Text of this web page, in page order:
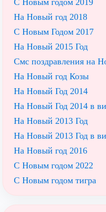
На Новый год 2018
С Новым Годом 2017
На Новый 2015 Год
Смс поздравления на
На Новый год Козы
На Новый Год 2014
На Новый Год 2014 в
На Новый 2013 Год
На Новый 2013 Год в
На Новый год 2016
С Новым годом 2022
С Новым годом тигра